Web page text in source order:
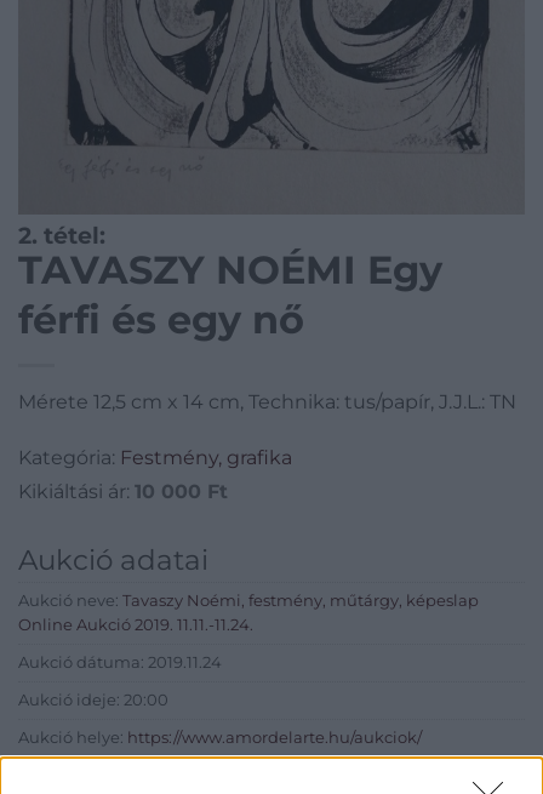
2. tétel:
TAVASZY NOÉMI Egy
férfi és egy nő
Mérete 12,5 cm x 14 cm, Technika: tus/papír, J.J.L.: TN
Kategória: Festmény, grafika
Kikiáltási ár: 10 000 Ft
Aukció adatai
Aukció neve: Tavaszy Noémi, festmény, műtárgy, képeslap
Online Aukció 2019. 11.11.-11.24.
Aukció dátuma: 2019.11.24
Aukció ideje: 20:00
Aukció helye: https://www.amordelarte.hu/aukciok/